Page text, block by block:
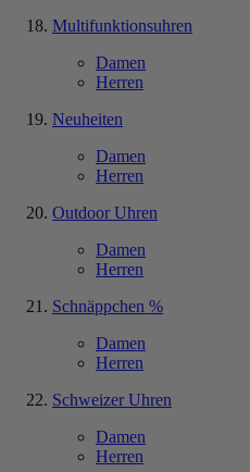
Multifunktionsuhren
Damen
Herren
Neuheiten
Damen
Herren
Outdoor Uhren
Damen
Herren
Schnäppchen %
Damen
Herren
Schweizer Uhren
Damen
Herren